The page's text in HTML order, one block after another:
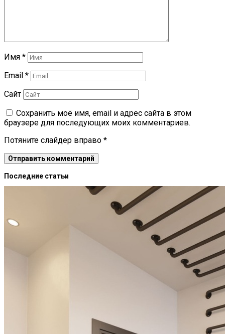
Имя *
Email *
Сайт
Сохранить моё имя, email и адрес сайта в этом
браузере для последующих моих комментариев.
Потяните слайдер вправо *
Последние статьи